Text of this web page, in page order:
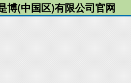
博(中国区)有限公司官网